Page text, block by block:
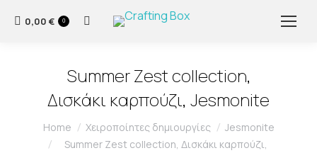
0,00 € 0 Search:
Summer Zest collection,
Δισκάκι καρπούζι, Jesmonite
You are here:
Home Χειροποίητες δημιουργίες
Jesmonite
Summer Zest collection, Δισκάκι καρπούζι,